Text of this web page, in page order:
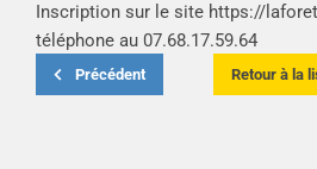
Inscription sur le site https://
téléphone au 07.68.17.59.64
Précédent Retour à la